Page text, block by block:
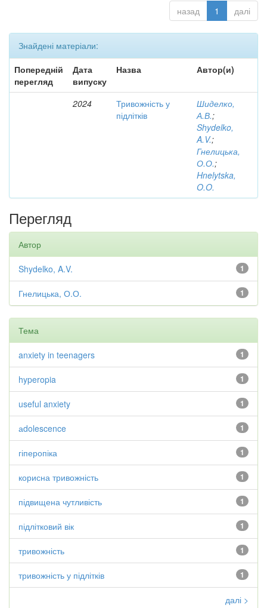
назад 1 далі
Знайдені матеріали:
Попередній
перегляд
Дата
випуску
Назва Автор(и)
2024
Тривожність у
підлітків
Шиделко,
А.В.;
Shydelko,
A.V.;
Гнелицька,
О.О.;
Hnelytska,
O.O.
Перегляд
Автор
1
Shydelko, A.V.
1
Гнелицька, О.О.
Тема
1
anxiety in teenagers
1
hyperopia
1
useful anxiety
1
аdolescence
1
гіперопіка
1
корисна тривожність
1
підвищена чутливість
1
підлітковий вік
1
тривожність
1
тривожність у підлітків
далі >